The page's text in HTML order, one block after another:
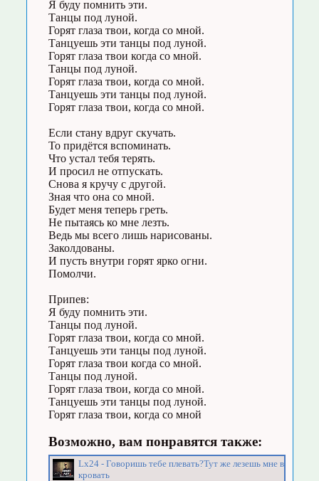
Я буду помнить эти.
Танцы под луной.
Горят глаза твои, когда со мной.
Танцуешь эти танцы под луной.
Горят глаза твои когда со мной.
Танцы под луной.
Горят глаза твои, когда со мной.
Танцуешь эти танцы под луной.
Горят глаза твои, когда со мной.
Если стану вдруг скучать.
То придётся вспоминать.
Что устал тебя терять.
И просил не отпускать.
Снова я кручу с другой.
Зная что она со мной.
Будет меня теперь греть.
Не пытаясь ко мне лезть.
Ведь мы всего лишь нарисованы.
Заколдованы.
И пусть внутри горят ярко огни.
Помолчи.
Припев:
Я буду помнить эти.
Танцы под луной.
Горят глаза твои, когда со мной.
Танцуешь эти танцы под луной.
Горят глаза твои когда со мной.
Танцы под луной.
Горят глаза твои, когда со мной.
Танцуешь эти танцы под луной.
Горят глаза твои, когда со мной
Возможно, вам понравятся также:
Lx24 - Говоришь тебе плевать?Тут же лезешь мне в
кровать